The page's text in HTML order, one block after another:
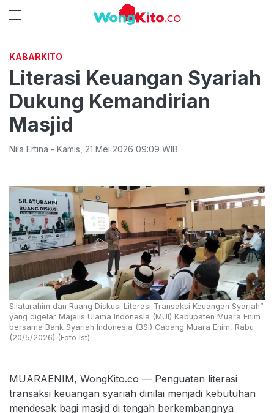
KABARKITO
Literasi Keuangan Syariah
Dukung Kemandirian
Masjid
Nila Ertina - Kamis 21 Mei 2026 09:09 WIB
Silaturahim dan Ruang Diskusi Literasi Transaksi Keuangan Syariah”
yang digelar Majelis Ulama Indonesia (MUI) Kabupaten Muara Enim
bersama Bank Syariah Indonesia (BSI) Cabang Muara Enim, Rabu
(20/5/2026) (Foto Ist)
MUARAENIM, WongKito.co — Penguatan literasi
transaksi keuangan syariah dinilai menjadi kebutuhan
mendesak bagi masjid di tengah berkembangnya